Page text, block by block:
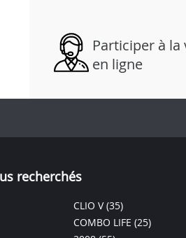
Participer à la
en ligne
recherchés
CLIO V(35)
COMBO LIFE (25)